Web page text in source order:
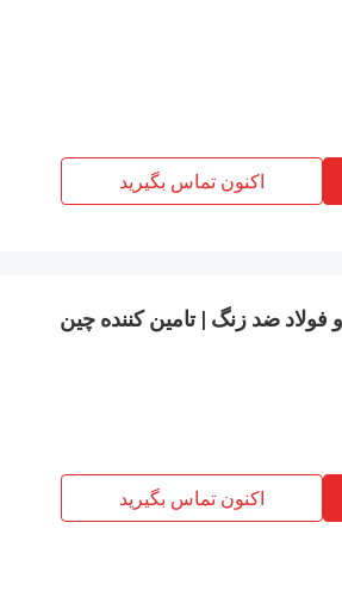
اکنون تماس بگیرید
اکنون تماس بگیرید